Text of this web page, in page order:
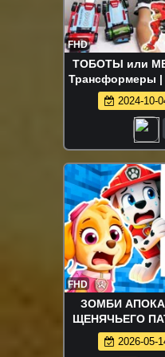
FHD
ТОБОТЫ или
Трансформеры |
2024-10-
FHD
ЗОМБИ
ЩЕНЯЧЬЕГО
2026-05-